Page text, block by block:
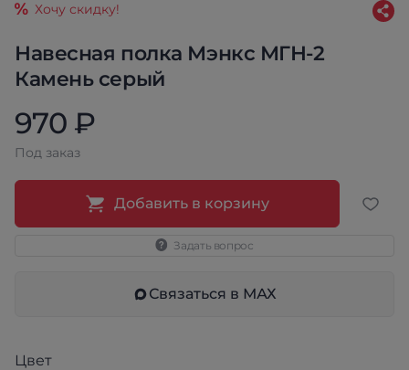
Навесная полка Мэнкс МГН-2
Камень серый
Хочу скидку!
970 ₽
Под заказ
Добавить в корзину
Задать вопрос
Связаться в МАХ
Цвет